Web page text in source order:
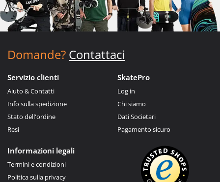
Domande? Contattaci
Servizio clienti
Aiuto & Contatti
Info sulla spedizione
Stato dell'ordine
Resi
SkatePro
Log in
Chi siamo
Dati Societari
Pagamento sicuro
Informazioni legali
Termini e condizioni
Politica sulla privacy